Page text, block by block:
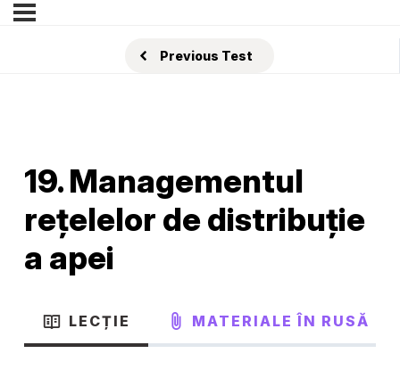
Previous Test
19. Managementul
rețelelor de distribuție
a apei
LECȚIE MATERIALE ÎN RUSĂ